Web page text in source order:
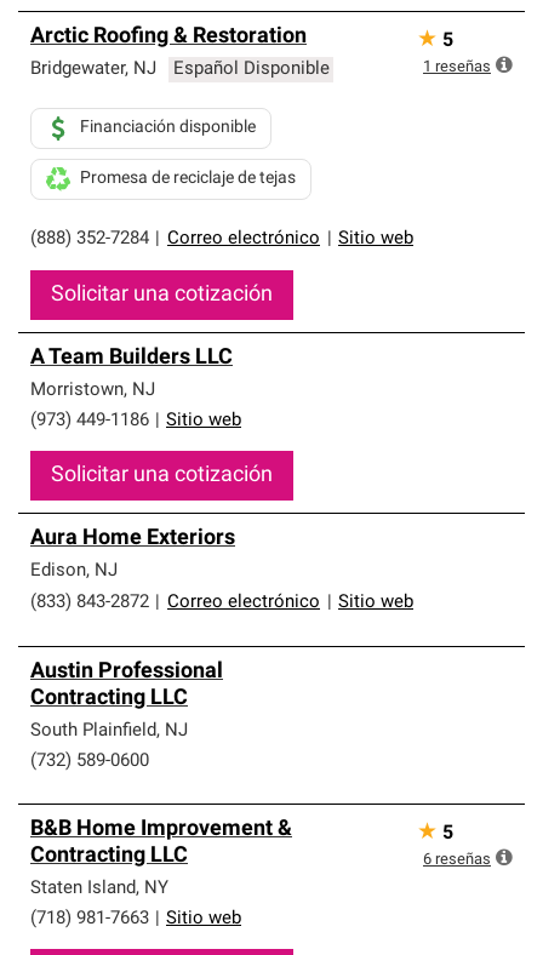
Arctic Roofing & Restoration
Bridgewater, NJ Español Disponible
(888) 352-7284 Correo electrónico Sitio web
Financiación disponible
Promesa de reciclaje de tejas
Solicitar una cotización
★ 5
1 reseñas
A Team Builders LLC
Morristown, NJ
(973) 449-1186
Sitio web
Solicitar una cotización
Aura Home Exteriors
Edison, NJ
(833) 843-2872
Correo electrónico Sitio web
Austin Professional
Contracting LLC
South Plainfield, NJ
(732) 589-0600
B&B Home Improvement &
Contracting LLC
Staten Island, NY
(718) 981-7663
Sitio web
★ 5
6 reseñas